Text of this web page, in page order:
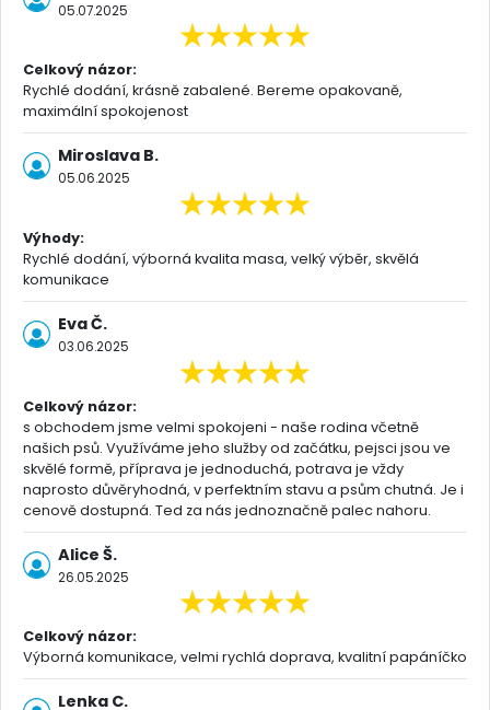
05.07.2025
Celkový názor:
Rychlé dodání, krásně zabalené. Bereme opakovaně,
maximální spokojenost
Miroslava B.
05.06.2025
Výhody:
Rychlé dodání, výborná kvalita masa, velký výběr, skvělá
komunikace
Eva Č.
03.06.2025
Celkový názor:
s obchodem jsme velmi spokojeni - naše rodina včetně
našich psů. Využíváme jeho služby od začátku, pejsci jsou ve
skvělé formě, příprava je jednoduchá, potrava je vždy
naprosto důvěryhodná, v perfektním stavu a psům chutná. Je i
cenově dostupná. Ted za nás jednoznačně palec nahoru.
Alice Š.
26.05.2025
Celkový názor:
Výborná komunikace, velmi rychlá doprava, kvalitní papáníčko
Lenka C.